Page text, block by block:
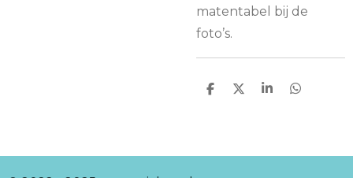
matentabel bij de
foto’s.
D
D
S
D